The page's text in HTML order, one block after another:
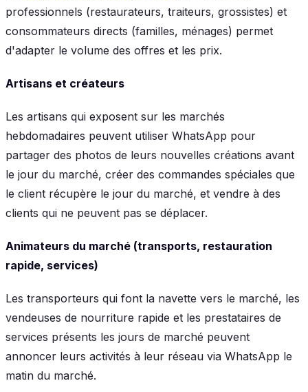
professionnels (restaurateurs, traiteurs, grossistes) et
consommateurs directs (familles, ménages) permet
d'adapter le volume des offres et les prix.
Artisans et créateurs
Les artisans qui exposent sur les marchés
hebdomadaires peuvent utiliser WhatsApp pour
partager des photos de leurs nouvelles créations avant
le jour du marché, créer des commandes spéciales que
le client récupère le jour du marché, et vendre à des
clients qui ne peuvent pas se déplacer.
Animateurs du marché (transports, restauration
rapide, services)
Les transporteurs qui font la navette vers le marché, les
vendeuses de nourriture rapide et les prestataires de
services présents les jours de marché peuvent
annoncer leurs activités à leur réseau via WhatsApp le
matin du marché.